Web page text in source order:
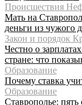
Происшествия
Мать на
деньги из чужого
Закон и порядок
Честно о
стране: что
Образование
Почему ставка
Образование
Ставрополье: